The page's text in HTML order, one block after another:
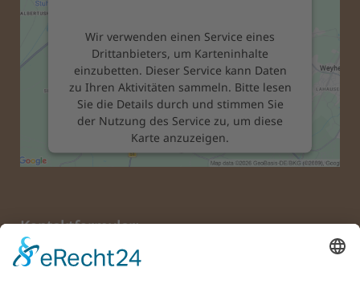
Wir verwenden einen Service eines
Drittanbieters, um Karteninhalte
einzubetten. Dieser Service kann Daten
zu Ihren Aktivitäten sammeln. Bitte lesen
Sie die Details durch und stimmen Sie
der Nutzung des Service zu, um diese
Karte anzuzeigen.
Akzeptieren
powered by
Kontaktformular:
Name:*